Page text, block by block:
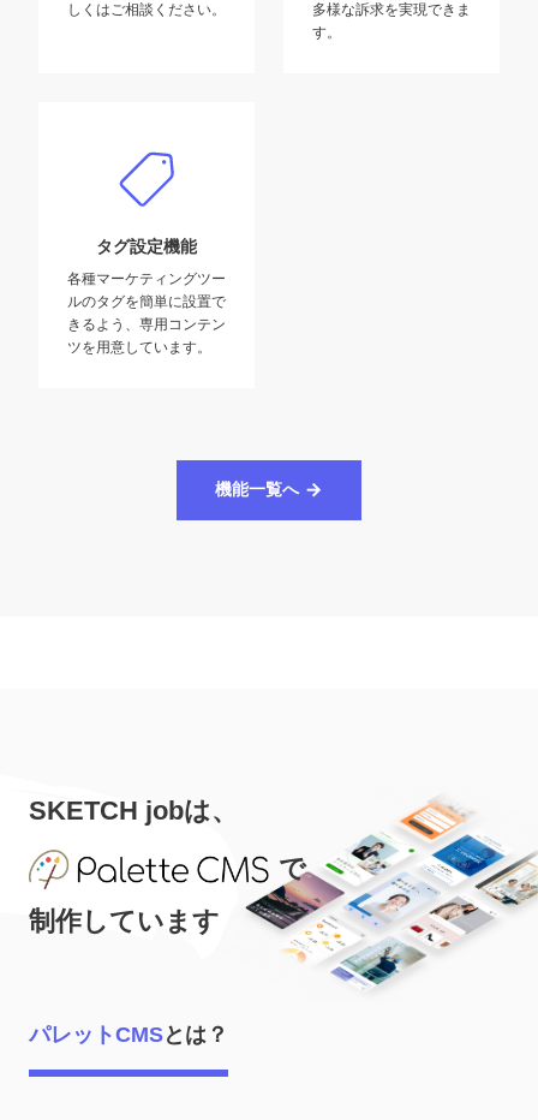
しくはご相談ください。
多様な訴求を実現できま
す。
タグ設定機能
各種マーケティングツー
ルのタグを簡単に設置で
きるよう、専用コンテン
ツを用意しています。
機能一覧へ
SKETCH jobは、
で
制作しています
パレットCMSとは？